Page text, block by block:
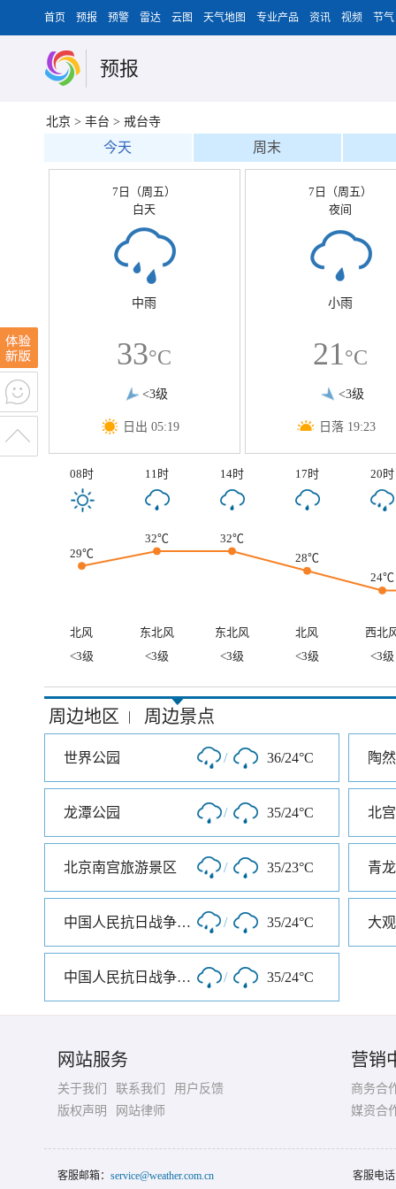
首页 预报 预警 雷达 云图 天气地图 专业产品 资讯 视频 节气
预报
北京 > 丰台 > 戒台寺
今天 周末
7日（周五）
白天
中雨
33°C
<3级
日出 05:19
7日（周五）
夜间
小雨
21°C
<3级
日落 19:23
08时 11时 14时 17时 20时
29℃
32℃
32℃
28℃
24℃
北风 东北风 东北风 北风
西北
<3级
<3级 <3级 <3级 <3级
周边地区 | 周边景点
世界公园 / 36/24°C 陶
龙潭公园 / 35/24°C 北
北京南宫旅游景区 / 35/23°C 青
中国人民抗日战争纪念雕塑园 / 35/24°C 大
中国人民抗日战争纪念馆 / 35/24°C
网站服务
关于我们 联系我们
用户反馈
版权声明
网站律师
营销
商务合
媒资合
客服邮箱： service@weather.com.cn 客服电